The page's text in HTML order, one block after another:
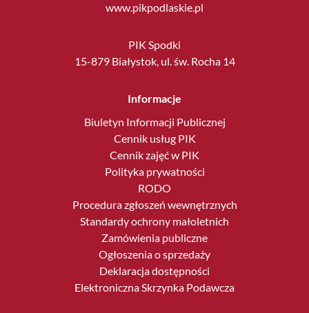
www.pikpodlaskie.pl
PIK Spodki
15-879 Białystok, ul. św. Rocha 14
Informacje
Biuletyn Informacji Publicznej
Cennik usług PIK
Cennik zajęć w PIK
Polityka prywatności
RODO
Procedura zgłoszeń wewnętrznych
Standardy ochrony małoletnich
Zamówienia publiczne
Ogłoszenia o sprzedaży
Deklaracja dostępności
Elektroniczna Skrzynka Podawcza